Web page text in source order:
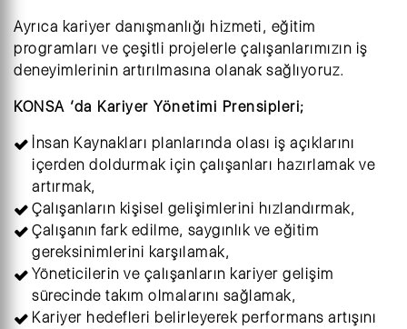
Ayrıca kariyer danışmanlığı hizmeti, eğitim
programları ve çeşitli projelerle çalışanlarımızın iş
deneyimlerinin artırılmasına olanak sağlıyoruz.
KONSA ’da Kariyer Yönetimi Prensipleri;
İnsan Kaynakları planlarında olası iş açıklarını
içerden doldurmak için çalışanları hazırlamak ve
artırmak,
Çalışanların kişisel gelişimlerini hızlandırmak,
Çalışanın fark edilme, saygınlık ve eğitim
gereksinimlerini karşılamak,
Yöneticilerin ve çalışanların kariyer gelişim
sürecinde takım olmalarını sağlamak,
Kariyer hedefleri belirleyerek performans artışını